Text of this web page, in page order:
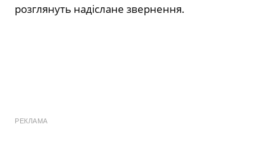
розглянуть надіслане звернення.
РЕКЛАМА